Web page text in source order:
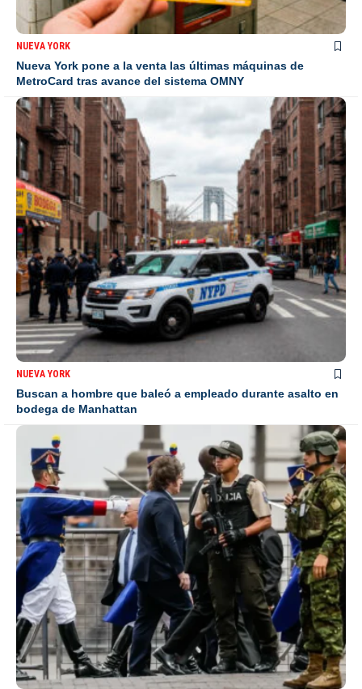
NUEVA YORK
Nueva York pone a la venta las últimas máquinas de
MetroCard tras avance del sistema OMNY
NUEVA YORK
Buscan a hombre que baleó a empleado durante asalto en
bodega de Manhattan